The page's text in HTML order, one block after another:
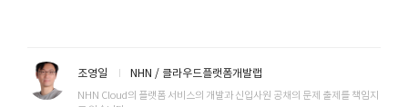
조영일 NHN / 클라우드플랫폼개발랩
NHN Cloud의 플랫폼 서비스의 개발과 신입사원 공채의 문제 출제를 책임지